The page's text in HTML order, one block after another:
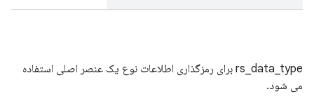
rs_data_type برای رمزگذاری اطلاعات نوع یک عنصر اصلی استفاده
می شود.